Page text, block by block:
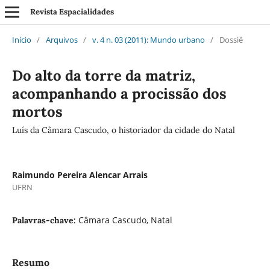
Revista Espacialidades
Início / Arquivos / v. 4 n. 03 (2011): Mundo urbano / Dossiê
Do alto da torre da matriz,
acompanhando a procissão dos
mortos
Luís da Câmara Cascudo, o historiador da cidade do Natal
Raimundo Pereira Alencar Arrais
UFRN
Palavras-chave: Câmara Cascudo, Natal
Resumo